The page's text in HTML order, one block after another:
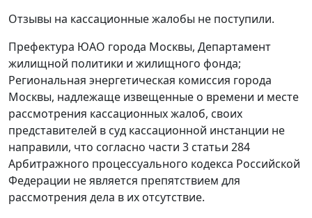
Отзывы на кассационные жалобы не поступили.
Префектура ЮАО города Москвы, Департамент
жилищной политики и жилищного фонда;
Региональная энергетическая комиссия города
Москвы, надлежаще извещенные о времени и месте
рассмотрения кассационных жалоб, своих
представителей в суд кассационной инстанции не
направили, что согласно части 3 статьи 284
Арбитражного процессуального кодекса Российской
Федерации не является препятствием для
рассмотрения дела в их отсутствие.